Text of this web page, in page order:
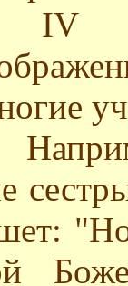
IV